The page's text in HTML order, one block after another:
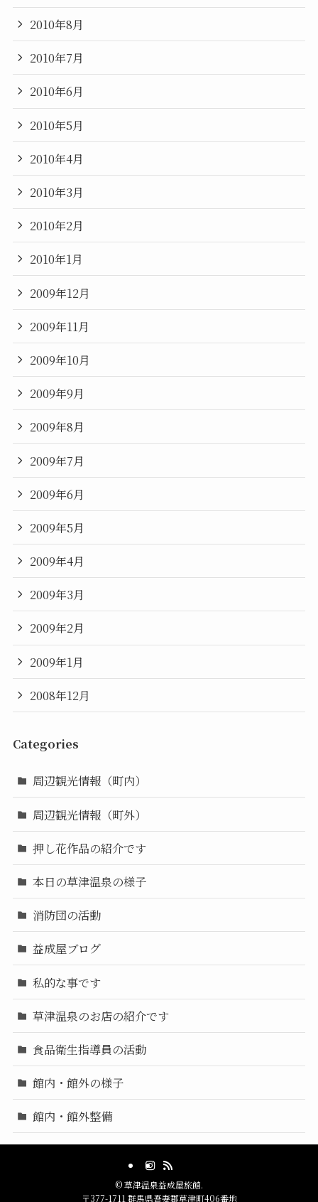
2010年8月
2010年7月
2010年6月
2010年5月
2010年4月
2010年3月
2010年2月
2010年1月
2009年12月
2009年11月
2009年10月
2009年9月
2009年8月
2009年7月
2009年6月
2009年5月
2009年4月
2009年3月
2009年2月
2009年1月
2008年12月
Categories
周辺観光情報（町内）
周辺観光情報（町外）
押し花作品の紹介です
本日の草津温泉の様子
消防団の活動
益成屋ブログ
私的な事です
草津温泉のお店の紹介です
食品衛生指導員の活動
館内・館外の様子
館内・館外整備
©草津温泉益成屋旅館.